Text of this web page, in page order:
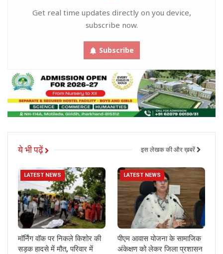
Get real time updates directly on you device,
subscribe now.
Subscribe
ये भी पढ़ें इस लेखक की और ख़बरें
LATEST NEWS
मॉर्निंग वॉक पर निकले किशोर की
सड़क हादसे में मौत, परिवार में
LATEST NEWS
पीएम आवास योजना के सामाजिक
अंकेक्षण को लेकर जिला प्रशासन